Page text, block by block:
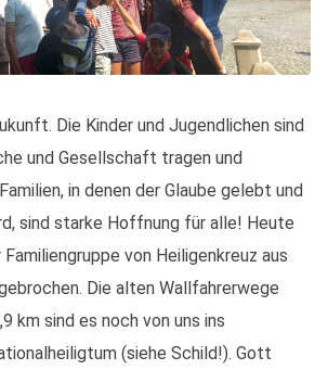
Die Kinder und Jugendlichen sind
und Gesellschaft tragen und
in denen der Glaube gelebt und
sind starke Hoffnung für alle! Heute
von Heiligenkreuz aus
Die alten Wallfahrerwege
km sind es noch von uns ins
(siehe Schild!). Gott